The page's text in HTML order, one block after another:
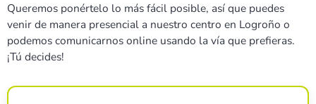
Queremos ponértelo lo más fácil posible, así que puedes
venir de manera presencial a nuestro centro en Logroño o
podemos comunicarnos online usando la vía que prefieras.
¡Tú decides!